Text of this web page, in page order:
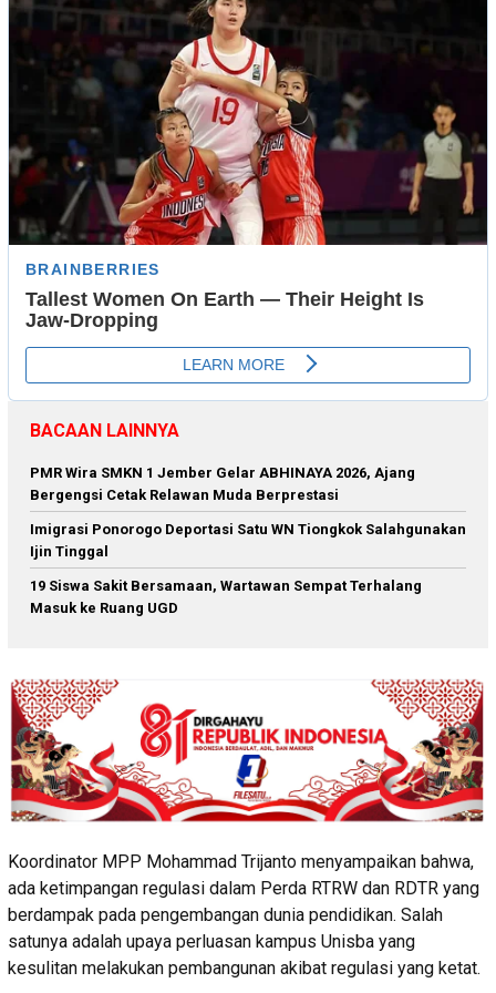
BACAAN LAINNYA
PMR Wira SMKN 1 Jember Gelar ABHINAYA 2026, Ajang
Bergengsi Cetak Relawan Muda Berprestasi
Imigrasi Ponorogo Deportasi Satu WN Tiongkok Salahgunakan
Ijin Tinggal
19 Siswa Sakit Bersamaan, Wartawan Sempat Terhalang
Masuk ke Ruang UGD
Koordinator MPP Mohammad Trijanto menyampaikan bahwa,
ada ketimpangan regulasi dalam Perda RTRW dan RDTR yang
berdampak pada pengembangan dunia pendidikan. Salah
satunya adalah upaya perluasan kampus Unisba yang
kesulitan melakukan pembangunan akibat regulasi yang ketat.